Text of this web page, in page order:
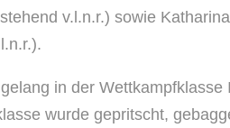
v.l.n.r.) sowie
in der Wettkampfklasse
wurde gepritscht,